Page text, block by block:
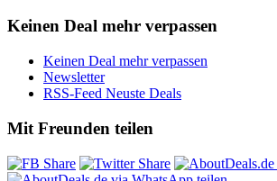
Keinen Deal mehr verpassen
Keinen Deal mehr verpassen
Newsletter
RSS-Feed Neuste Deals
Mit Freunden teilen